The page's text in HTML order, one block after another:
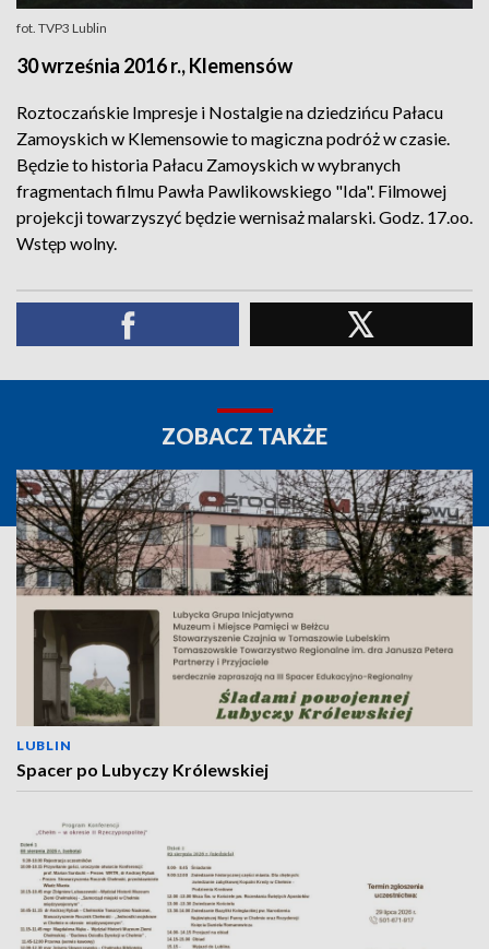
fot. TVP3 Lublin
30 września 2016 r., Klemensów
Roztoczańskie Impresje i Nostalgie na dziedzińcu Pałacu
Zamoyskich w Klemensowie to magiczna podróż w czasie.
Będzie to historia Pałacu Zamoyskich w wybranych
fragmentach filmu Pawła Pawlikowskiego "Ida". Filmowej
projekcji towarzyszyć będzie wernisaż malarski. Godz. 17.oo.
Wstęp wolny.
ZOBACZ TAKŻE
LUBLIN
Spacer po Lubyczy Królewskiej